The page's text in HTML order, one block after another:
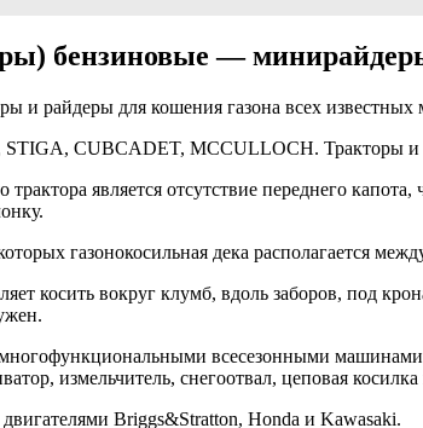
бензиновые —
и райдеры для кошения газона всех
CUBCADET, MCCULLOCH. Тракторы и
является отсутствие переднего
газонокосильная дека располагается
косить вокруг клумб, вдоль заборов, под
всесезонными
измельчитель, снегоотвал, цеповая
Briggs&Stratton, Honda и Kawasaki.